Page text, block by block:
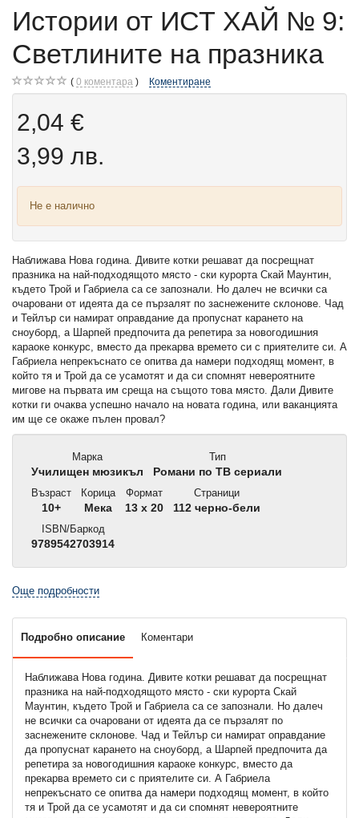
Истории от ИСТ ХАЙ № 9:
Светлините на празника
0 коментара Коментиране
2,04 €
3,99 лв.
Не е налично
Наближава Нова година. Дивите котки решават да посрещнат
празника на най-подходящото място - ски курорта Скай Маунтин,
където Трой и Габриела са се запознали. Но далеч не всички са
очаровани от идеята да се пързалят по заснежените склонове. Чад
и Тейлър си намират оправдание да пропуснат карането на
сноуборд, а Шарпей предпочита да репетира за новогодишния
караоке конкурс, вместо да прекарва времето си с приятелите си. А
Габриела непрекъснато се опитва да намери подходящ момент, в
който тя и Трой да се усамотят и да си спомнят невероятните
мигове на първата им среща на същото това място. Дали Дивите
котки ги очаква успешно начало на новата година, или ваканцията
им ще се окаже пълен провал?
Марка
Училищен мюзикъл
Тип
Романи по ТВ сериали
Възраст
10+
Корица
Мека
Формат
13 x 20
Страници
112 черно-бели
ISBN/Баркод
9789542703914
Още подробности
Подробно описание Коментари
Наближава Нова година. Дивите котки решават да посрещнат
празника на най-подходящото място - ски курорта Скай
Маунтин, където Трой и Габриела са се запознали. Но далеч
не всички са очаровани от идеята да се пързалят по
заснежените склонове. Чад и Тейлър си намират оправдание
да пропуснат карането на сноуборд, а Шарпей предпочита да
репетира за новогодишния караоке конкурс, вместо да
прекарва времето си с приятелите си. А Габриела
непрекъснато се опитва да намери подходящ момент, в който
тя и Трой да се усамотят и да си спомнят невероятните